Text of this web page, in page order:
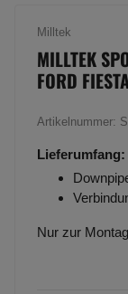
Milltek
MILLTEK
FORD
Artikelnummer:
Lieferumfang:
Nur zur